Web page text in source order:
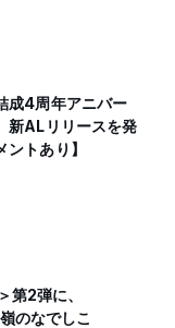
成4周年アニバー
新ALリリースを発
トあり】
2弾に、
のなでしこ